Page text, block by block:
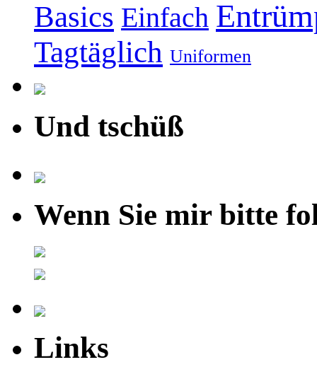
Basics Einfach
Tagtäglich Uniformen
Und tschüß
Wenn Sie mir bitte
Links